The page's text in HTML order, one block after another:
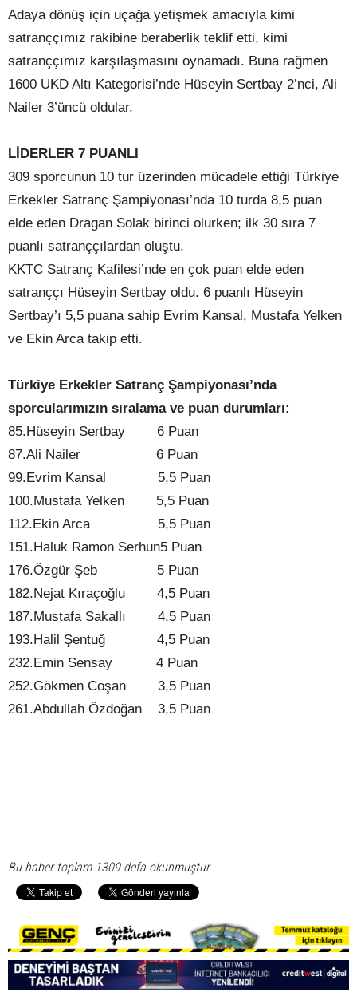
Adaya dönüş için uçağa yetişmek amacıyla kimi
satranççımız rakibine beraberlik teklif etti, kimi
satranççımız karşılaşmasını oynamadı. Buna rağmen
1600 UKD Altı Kategorisi’nde Hüseyin Sertbay 2’nci, Ali
Nailer 3’üncü oldular.
LİDERLER 7 PUANLI
309 sporcunun 10 tur üzerinden mücadele ettiği Türkiye
Erkekler Satranç Şampiyonası’nda 10 turda 8,5 puan
elde eden Dragan Solak birinci olurken; ilk 30 sıra 7
puanlı satranççılardan oluştu.
KKTC Satranç Kafilesi’nde en çok puan elde eden
satranççı Hüseyin Sertbay oldu. 6 puanlı Hüseyin
Sertbay’ı 5,5 puana sahip Evrim Kansal, Mustafa Yelken
ve Ekin Arca takip etti.
Türkiye Erkekler Satranç Şampiyonası’nda
sporcularımızın sıralama ve puan durumları:
85.Hüseyin Sertbay
6 Puan
87.Ali Nailer
6 Puan
99.Evrim Kansal
5,5 Puan
100.Mustafa Yelken
5,5 Puan
112.Ekin Arca
5,5 Puan
151.Haluk Ramon Serhun5 Puan
176.Özgür Şeb
5 Puan
182.Nejat Kıraçoğlu
4,5 Puan
187.Mustafa Sakallı
4,5 Puan
193.Halil Şentuğ
4,5 Puan
232.Emin Sensay
4 Puan
252.Gökmen Coşan
3,5 Puan
261.Abdullah Özdoğan
3,5 Puan
Bu haber toplam 1309 defa okunmuştur